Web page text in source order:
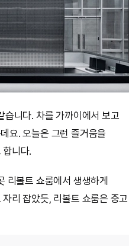
습니다. 차를 가까이에서 보고
요. 오늘은 그런 즐거움을
니다.
리볼트 쇼룸에서 생생하게
리 잡았듯, 리볼트 쇼룸은 중고